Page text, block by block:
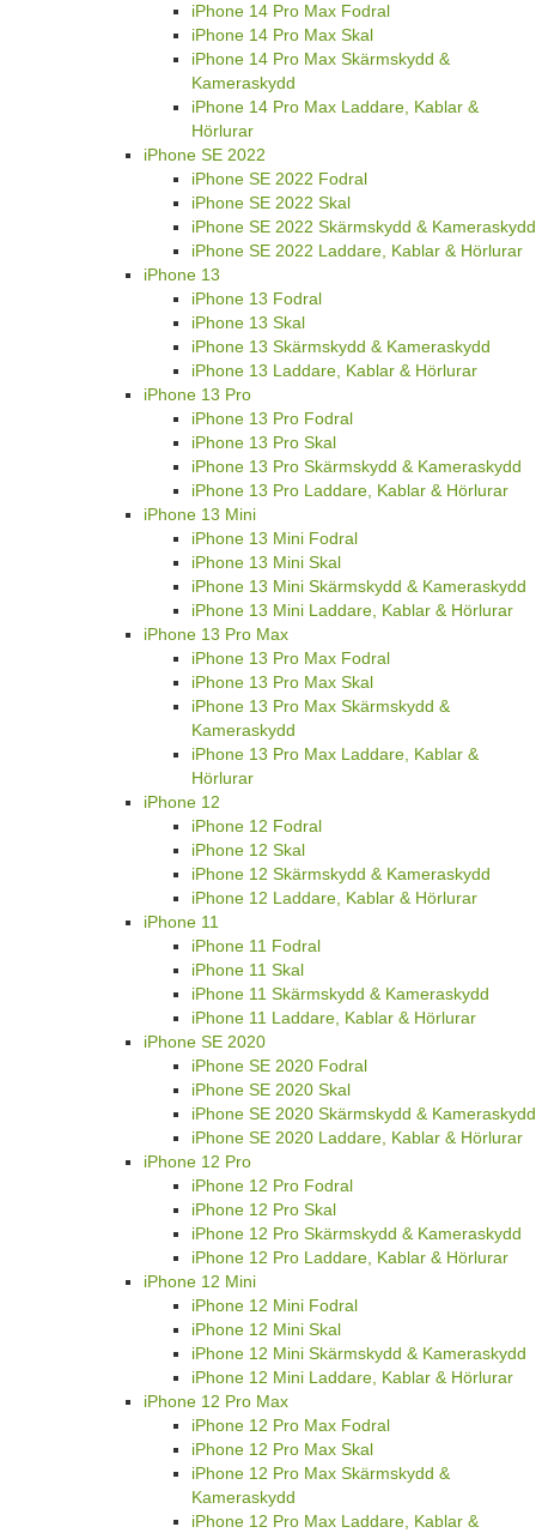
iPhone 14 Pro Max Fodral
iPhone 14 Pro Max Skal
iPhone 14 Pro Max Skärmskydd &
Kameraskydd
iPhone 14 Pro Max Laddare, Kablar &
Hörlurar
iPhone SE 2022
iPhone SE 2022 Fodral
iPhone SE 2022 Skal
iPhone SE 2022 Skärmskydd & Kameraskydd
iPhone SE 2022 Laddare, Kablar & Hörlurar
iPhone 13
iPhone 13 Fodral
iPhone 13 Skal
iPhone 13 Skärmskydd & Kameraskydd
iPhone 13 Laddare, Kablar & Hörlurar
iPhone 13 Pro
iPhone 13 Pro Fodral
iPhone 13 Pro Skal
iPhone 13 Pro Skärmskydd & Kameraskydd
iPhone 13 Pro Laddare, Kablar & Hörlurar
iPhone 13 Mini
iPhone 13 Mini Fodral
iPhone 13 Mini Skal
iPhone 13 Mini Skärmskydd & Kameraskydd
iPhone 13 Mini Laddare, Kablar & Hörlurar
iPhone 13 Pro Max
iPhone 13 Pro Max Fodral
iPhone 13 Pro Max Skal
iPhone 13 Pro Max Skärmskydd &
Kameraskydd
iPhone 13 Pro Max Laddare, Kablar &
Hörlurar
iPhone 12
iPhone 12 Fodral
iPhone 12 Skal
iPhone 12 Skärmskydd & Kameraskydd
iPhone 12 Laddare, Kablar & Hörlurar
iPhone 11
iPhone 11 Fodral
iPhone 11 Skal
iPhone 11 Skärmskydd & Kameraskydd
iPhone 11 Laddare, Kablar & Hörlurar
iPhone SE 2020
iPhone SE 2020 Fodral
iPhone SE 2020 Skal
iPhone SE 2020 Skärmskydd & Kameraskydd
iPhone SE 2020 Laddare, Kablar & Hörlurar
iPhone 12 Pro
iPhone 12 Pro Fodral
iPhone 12 Pro Skal
iPhone 12 Pro Skärmskydd & Kameraskydd
iPhone 12 Pro Laddare, Kablar & Hörlurar
iPhone 12 Mini
iPhone 12 Mini Fodral
iPhone 12 Mini Skal
iPhone 12 Mini Skärmskydd & Kameraskydd
iPhone 12 Mini Laddare, Kablar & Hörlurar
iPhone 12 Pro Max
iPhone 12 Pro Max Fodral
iPhone 12 Pro Max Skal
iPhone 12 Pro Max Skärmskydd &
Kameraskydd
iPhone 12 Pro Max Laddare, Kablar &